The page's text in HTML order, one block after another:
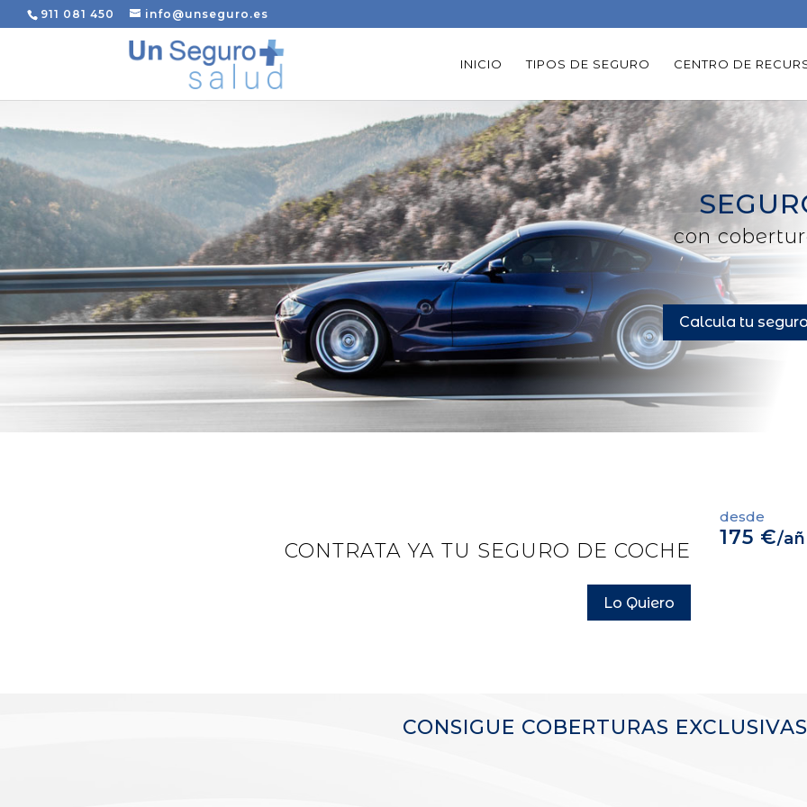
911 081 450 info@unseguro.es
INICIO TIPOS DE SEGURO CENTRO DE
con
Calcula tu
CONTRATA YA TU SEGURO DE COCHE
Lo Quiero
desde
175 €/
CONSIGUE COBERTURAS EXCLUSIVAS